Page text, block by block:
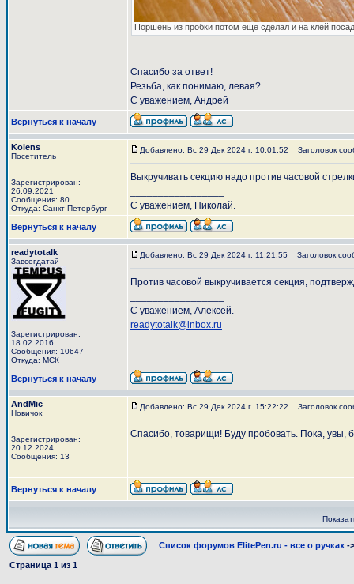
Поршень из пробки потом ещё сделал и на клей
Спасибо за ответ!
Резьба, как понимаю, левая?
С уважением, Андрей
Вернуться к началу
Kolens
Посетитель
Зарегистрирован:
26.09.2021
Сообщения: 80
Откуда: Санкт-Петербург
Добавлено: Вс 29 Дек 2024 г. 10:01:52 Заголовок
Выкручивать секцию надо против часовой
С уважением, Николай.
Вернуться к началу
readytotalk
Завсегдатай
Зарегистрирован:
18.02.2016
Сообщения: 10647
Откуда: МСК
Добавлено: Вс 29 Дек 2024 г. 11:21:55 Заголовок
Против часовой выкручивается секция,
С уважением, Алексей.
readytotalk@inbox.ru
Вернуться к началу
AndMic
Новичок
Зарегистрирован:
20.12.2024
Сообщения: 13
Добавлено: Вс 29 Дек 2024 г. 15:22:22 Заголовок
Спасибо, товарищи! Буду пробовать. Пока, увы,
Вернуться к началу
Список форумов ElitePen.ru - все о ручках -
Страница 1 из 1